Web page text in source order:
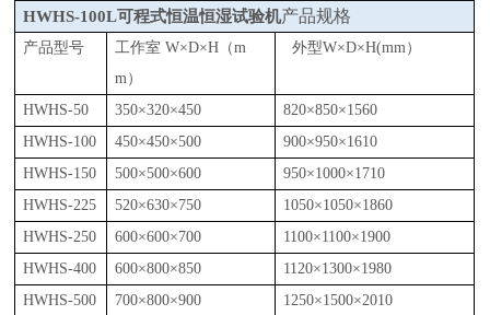
HWHS-100L可程式恒温恒湿试验机产品规格
产品型号 工作室 W×D×H（m
m）
外型W×D×H(mm）
HWHS-50 350×320×450
820×850×1560
HWHS-100 450×450×500
900×950×1610
HWHS-150 500×500×600
950×1000×1710
HWHS-225 520×630×750
1050×1050×1860
HWHS-250 600×600×700
1100×1100×1900
HWHS-400 600×800×850
1120×1300×1980
HWHS-500 700×800×900 1250×1500×2010